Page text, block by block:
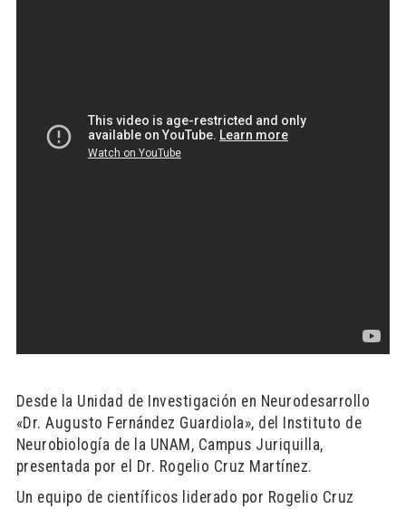
Desde la Unidad de Investigación en Neurodesarrollo
«Dr. Augusto Fernández Guardiola», del Instituto de
Neurobiología de la UNAM, Campus Juriquilla,
presentada por el Dr. Rogelio Cruz Martínez.
Un equipo de científicos liderado por Rogelio Cruz